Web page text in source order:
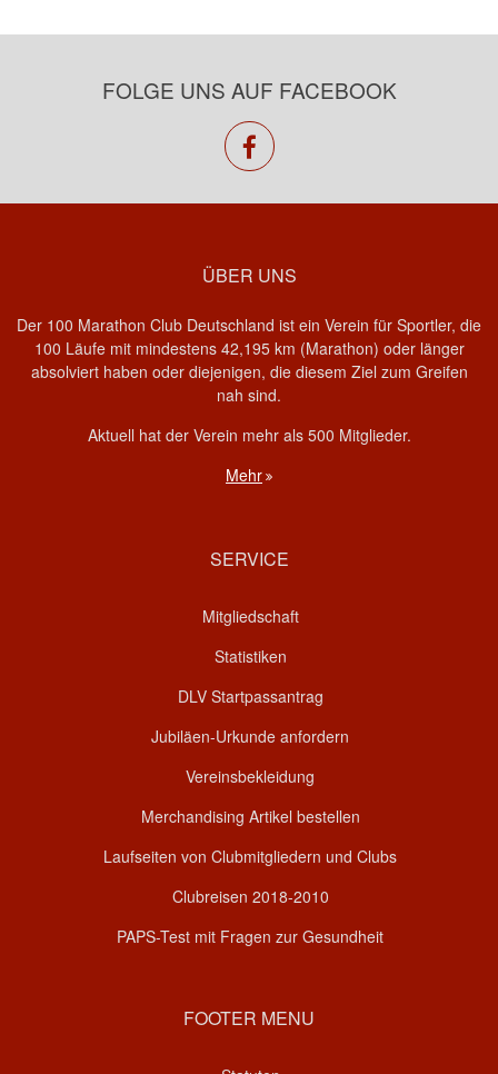
FOLGE UNS AUF FACEBOOK
facebook
ÜBER UNS
Der 100 Marathon Club Deutschland ist ein Verein für Sportler, die
100 Läufe mit mindestens 42,195 km (Marathon) oder länger
absolviert haben oder diejenigen, die diesem Ziel zum Greifen
nah sind.
Aktuell hat der Verein mehr als 500 Mitglieder.
Mehr
SERVICE
Mitgliedschaft
Statistiken
DLV Startpassantrag
Jubiläen-Urkunde anfordern
Vereinsbekleidung
Merchandising Artikel bestellen
Laufseiten von Clubmitgliedern und Clubs
Clubreisen 2018-2010
PAPS-Test mit Fragen zur Gesundheit
FOOTER MENU